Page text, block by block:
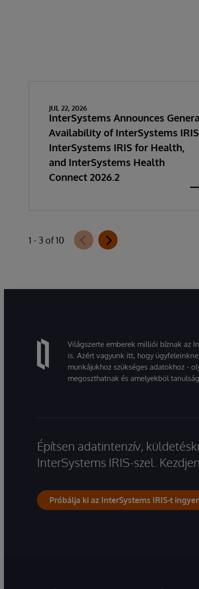
JUL 22, 2026
InterSystems Announces
Availability of InterSystems
InterSystems IRIS for Health,
and InterSystems Health
Connect 2026.2
1 - 3 of 10
Világszerte emberek milliói bíznak az
is. Azért vagyunk itt, hogy
munkájukhoz szükséges adatokhoz -
megoszthatnak és amelyekből
Építsen adatintenzív,
InterSystems IRIS-szel.
Próbálja ki az InterSystems IRIS-t